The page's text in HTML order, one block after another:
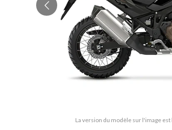
La version du modèle sur l'image